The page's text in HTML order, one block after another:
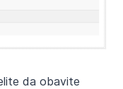
da obavite